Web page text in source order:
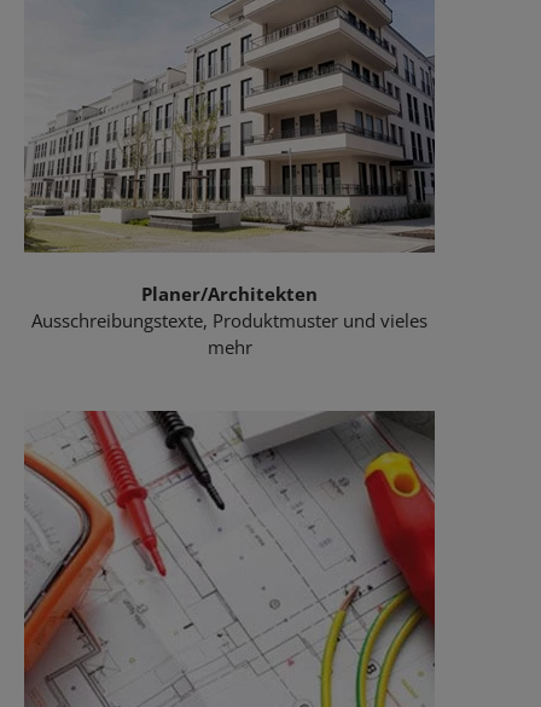
Planer/Architekten
Ausschreibungstexte, Produktmuster und vieles
mehr